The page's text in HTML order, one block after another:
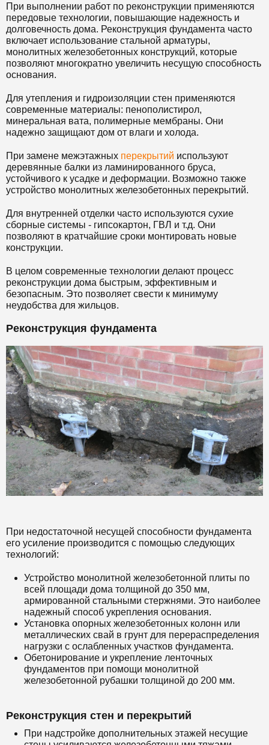
При выполнении работ по реконструкции применяются
передовые технологии, повышающие надежность и
долговечность дома. Реконструкция фундамента часто
включает использование стальной арматуры,
монолитных железобетонных конструкций, которые
позволяют многократно увеличить несущую способность
основания.
Для утепления и гидроизоляции стен применяются
современные материалы: пенополистирол,
минеральная вата, полимерные мембраны. Они
надежно защищают дом от влаги и холода.
При замене межэтажных перекрытий используют
деревянные балки из ламинированного бруса,
устойчивого к усадке и деформации. Возможно также
устройство монолитных железобетонных перекрытий.
Для внутренней отделки часто используются сухие
сборные системы - гипсокартон, ГВЛ и т.д. Они
позволяют в кратчайшие сроки монтировать новые
конструкции.
В целом современные технологии делают процесс
реконструкции дома быстрым, эффективным и
безопасным. Это позволяет свести к минимуму
неудобства для жильцов.
Реконструкция фундамента
При недостаточной несущей способности фундамента
его усиление производится с помощью следующих
технологий:
Устройство монолитной железобетонной плиты по
всей площади дома толщиной до 350 мм,
армированной стальными стержнями. Это наиболее
надежный способ укрепления основания.
Установка опорных железобетонных колонн или
металлических свай в грунт для перераспределения
нагрузки с ослабленных участков фундамента.
Обетонирование и укрепление ленточных
фундаментов при помощи монолитной
железобетонной рубашки толщиной до 200 мм.
Реконструкция стен и перекрытий
При надстройке дополнительных этажей несущие